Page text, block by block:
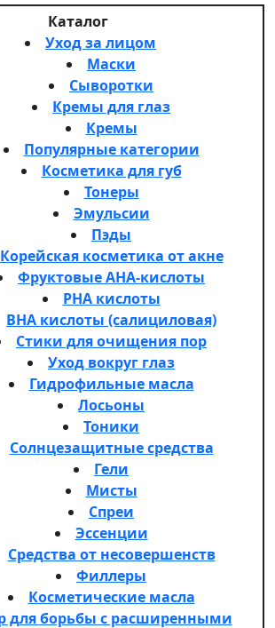
Каталог
Уход за лицом
Маски
Сыворотки
Кремы для глаз
Кремы
Популярные категории
Косметика для губ
Тонеры
Эмульсии
Пэды
Корейская косметика от акне
Фруктовые AHA-кислоты
PHA кислоты
BHA кислоты (салициловая)
Стики для очищения пор
Уход вокруг глаз
Гидрофильные масла
Лосьоны
Тоники
Солнцезащитные средства
Гели
Мисты
Спреи
Эссенции
Средства от несовершенств
Филлеры
Косметические масла